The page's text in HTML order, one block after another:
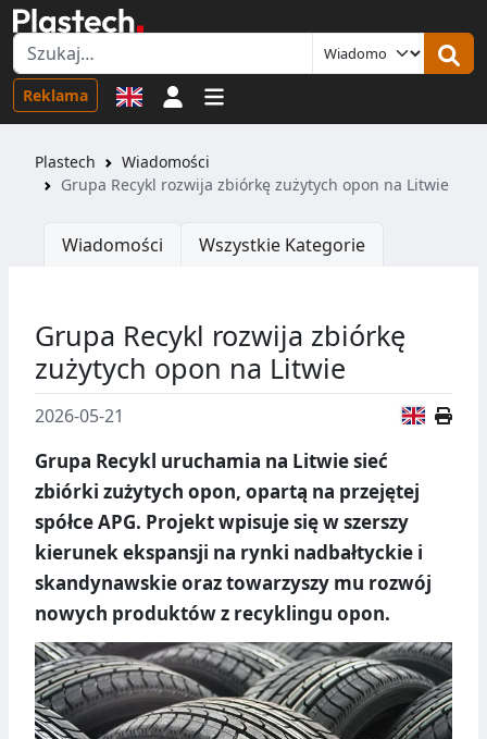
Reklama Logowanie
Plastech
Wiadomości
Grupa Recykl rozwija zbiórkę zużytych opon na Litwie
Wiadomości Wszystkie Kategorie
Grupa Recykl rozwija zbiórkę
zużytych opon na Litwie
2026-05-21
Grupa Recykl uruchamia na Litwie sieć
zbiórki zużytych opon, opartą na przejętej
spółce APG. Projekt wpisuje się w szerszy
kierunek ekspansji na rynki nadbałtyckie i
skandynawskie oraz towarzyszy mu rozwój
nowych produktów z recyklingu opon.